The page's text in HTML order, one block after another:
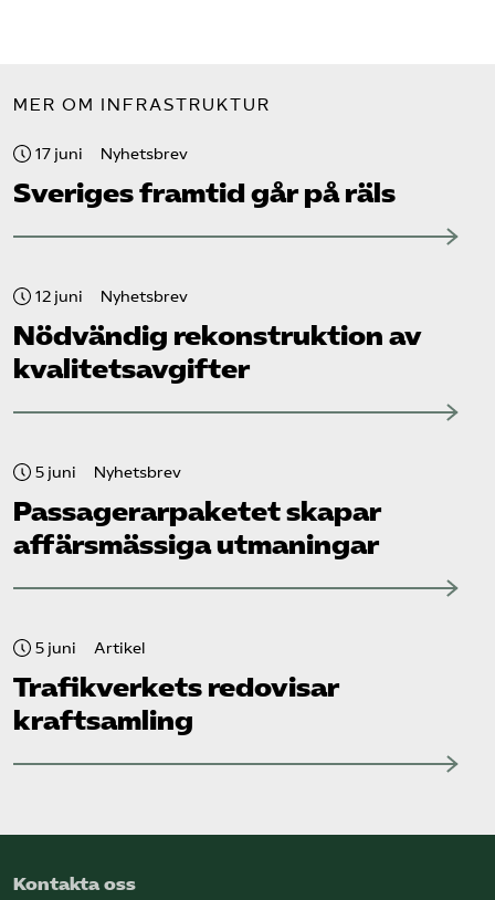
MER OM INFRASTRUKTUR
17 juni Nyhetsbrev
Sveriges framtid går på räls
12 juni Nyhetsbrev
Nödvändig rekonstruktion av
kvalitetsavgifter
5 juni Nyhetsbrev
Passagerarpaketet skapar
affärsmässiga utmaningar
5 juni Artikel
Trafikverkets redovisar
kraftsamling
Kontakta oss